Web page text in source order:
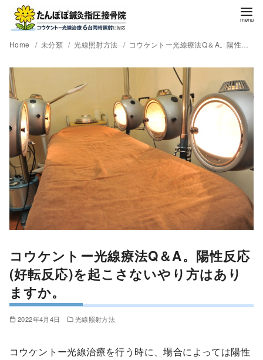
Home 未分類 光線照射方法 コウケントー光線療法Q＆A。陽性反応(好転反応)を起こさないやり方はありますか。
コウケントー光線療法Q＆A。陽性反応
(好転反応)を起こさないやり方はあり
ますか。
2022年4月4日 光線照射方法
コウケントー光線治療を行う時に、場合によっては陽性